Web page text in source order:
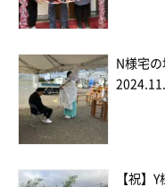
N様宅の
【祝】